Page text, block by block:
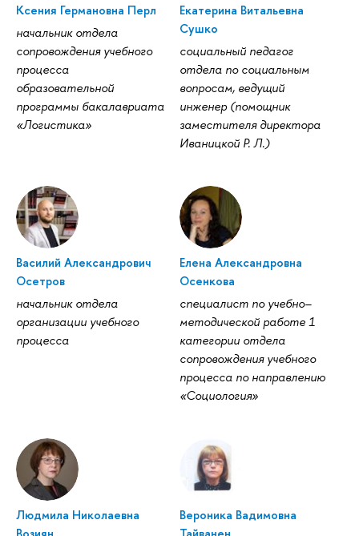
Ксения Германовна Перл
начальник отдела
сопровождения учебного
процесса
образовательной
программы бакалавриата
«Логистика»
Екатерина Витальевна
Сушко
социальный педагог
отдела по социальным
вопросам, ведущий
инженер (помощник
заместителя директора
Иваницкой Р. Л.)
Василий Александрович
Осетров
начальник отдела
организации учебного
процесса
Елена Александровна
Осенкова
специалист по учебно–
методической работе 1
категории отдела
сопровождения учебного
процесса по направлению
«Социология»
Людмила Николаевна
Вероника Вадимовна